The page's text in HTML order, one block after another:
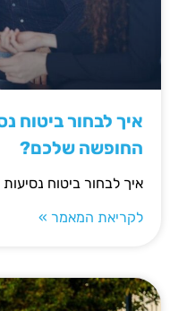
איך לבחור ביטוח
החופשה שלכם?
איך לבחור ביטוח
לקריאת המאמר »